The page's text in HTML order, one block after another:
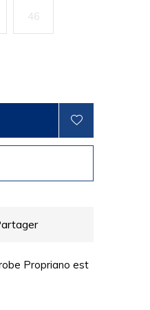
46
Propriano est